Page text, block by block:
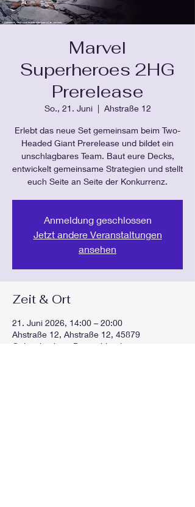
Marvel
Superheroes 2HG
Prerelease
So., 21. Juni
  |
Ahstraße 12
Erlebt das neue Set gemeinsam beim Two-
Headed Giant Prerelease und bildet ein
unschlagbares Team. Baut eure Decks,
entwickelt gemeinsame Strategien und stellt
euch Seite an Seite der Konkurrenz.
Anmeldung geschlossen
Jetzt andere Veranstaltungen
ansehen
Zeit & Ort
21. Juni 2026, 14:00 – 20:00
Ahstraße 12, Ahstraße 12, 45879
Gelsenkirchen, Deutschland